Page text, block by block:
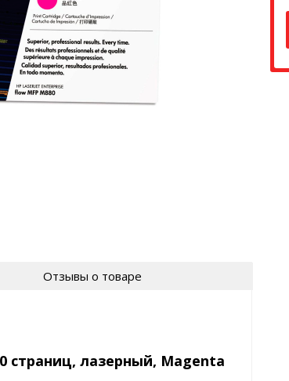
Отзывы о товаре
страниц, лазерный, Magenta